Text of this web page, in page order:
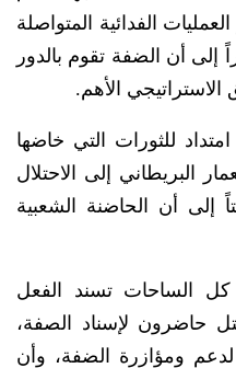
الفدائية المتواصلة
أن الضفة تقوم بالدور
الأهم.
للثورات التي خاضها
البريطاني إلى الاحتلال
إلى أن الحاضنة الشعبية
الساحات تسند الفعل
حاضرون لإسناد الصفة،
ومؤازرة الضفة، وأن